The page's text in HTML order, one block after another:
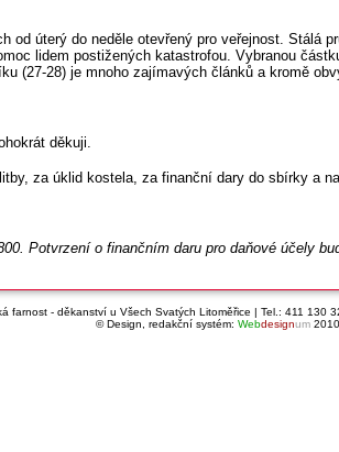
od úterý do neděle otevřený pro veřejnost. Stálá
lidem postižených katastrofou. Vybranou
(27-28) je mnoho zajímavých článků a kromě
děkuji.
za úklid kostela, za finanční dary do sbírky a
Potvrzení o finančním daru pro daňové účely
farnost - děkanství u Všech Svatých Litoměřice | Tel.: 411 130
© Design, redakční systém: Webdesignum